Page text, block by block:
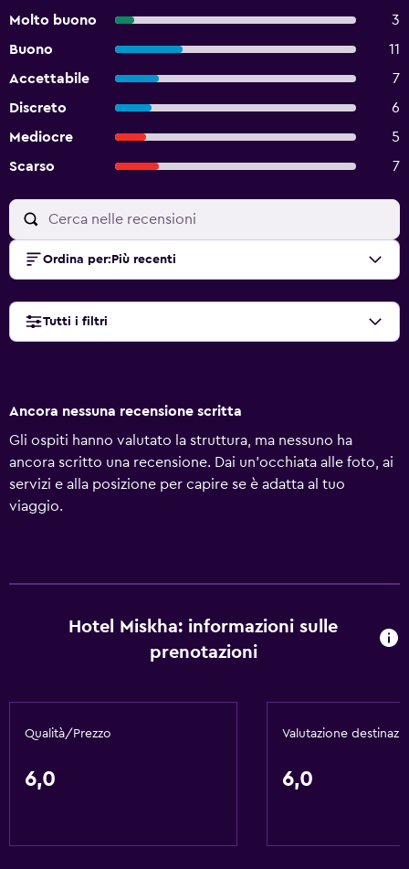
Molto buono
3
Buono
11
Accettabile
7
Discreto
6
Mediocre
5
Scarso
7
Ordina per: Più recenti
Tutti i filtri
Ancora nessuna recensione scritta
Gli ospiti hanno valutato la struttura, ma nessuno ha
ancora scritto una recensione. Dai un'occhiata alle foto, ai
servizi e alla posizione per capire se è adatta al tuo
viaggio.
Hotel Miskha: informazioni sulle
prenotazioni
Qualità/Prezzo
6,0
Valutazione
6,0